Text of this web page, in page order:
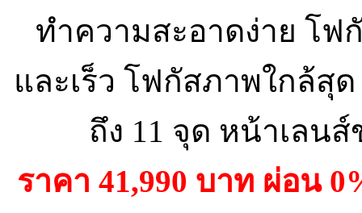
ทำความสะอาดง่าย โฟ
และเร็ว โฟกัสภาพใกล้สุ
ถึง 11 จุด หน้าเลน
ราคา 41,990 บาท ผ่อน